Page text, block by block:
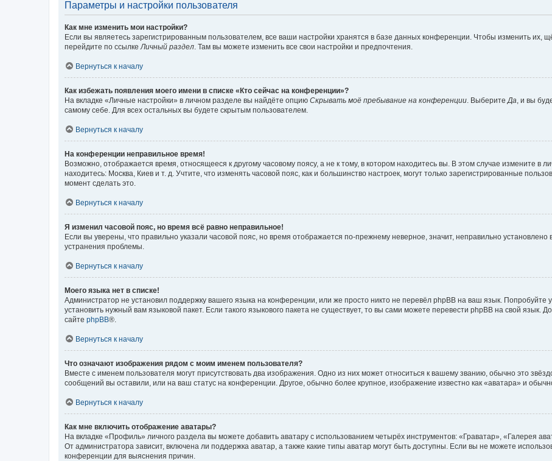
Параметры и настройки пользователя
Как мне изменить мои настройки?
Если вы являетесь зарегистрированным пользователем, все ваши настройки хранятся в базе данных конференции. Чтобы изменить их,
перейдите по ссылкеЛичный раздел. Там вы можете изменить все свои настройки и предпочтения.
Вернуться к началу
Как избежать появления моего имени в списке «Кто сейчас на конференции»?
На вкладке «Личные настройки» в личном разделе вы найдёте опцию Скрывать моё пребывание на конференции. ВыберитеДа, и вы
самому себе. Для всех остальных вы будете скрытым пользователем.
Вернуться к началу
На конференции неправильное время!
Возможно, отображается время, относящееся к другому часовому поясу, а не к тому, в котором находитесь вы. В этом случае измените в
находитесь: Москва, Киев и т. д. Учтите, что изменять часовой пояс, как и большинство настроек, могут только зарегистрированные
момент сделать это.
Вернуться к началу
Я изменил часовой пояс, но время всё равно неправильное!
Если вы уверены, что правильно указали часовой пояс, но время отображается по-прежнему неверное, значит, неправильно
устранения проблемы.
Вернуться к началу
Моего языка нет в списке!
Администратор не установил поддержку вашего языка на конференции, или же просто никто не перевёл phpBB на ваш язык. Попробуйте
установить нужный вам языковой пакет. Если такого языкового пакета не существует, то вы сами можете перевести phpBB на свой
сайте phpBB®.
Вернуться к началу
Что означают изображения рядом с моим именем пользователя?
Вместе с именем пользователя могут присутствовать два изображения. Одно из них может относиться к вашему званию, обычно это
сообщений вы оставили, или на ваш статус на конференции. Другое, обычно более крупное, изображение известно как «аватара» и
Вернуться к началу
Как мне включить отображение аватары?
На вкладке «Профиль» личного раздела вы можете добавить аватару с использованием четырёх инструментов: «Граватар», «Галерея
От администратора зависит, включена ли поддержка аватар, а также какие типы аватар могут быть доступны. Если вы не можете
конференции для выяснения причин.